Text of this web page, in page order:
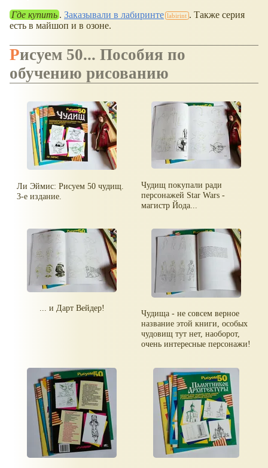
Где купить . Заказывали в лабиринте
. Также серия
есть в майшоп и в озоне.
Рисуем 50... Пособия по
обучению рисованию
Ли Эймис: Рисуем 50 чудищ.
3-е издание.
Чудищ покупали ради
персонажей Star Wars -
магистр Йода...
... и Дарт Вейдер!
Чудища - не совсем верное
название этой книги, особых
чудовищ тут нет, наоборот,
очень интересные персонажи!